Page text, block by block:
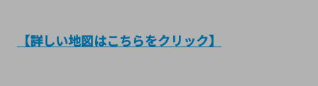
【詳しい地図はこちらをクリック】